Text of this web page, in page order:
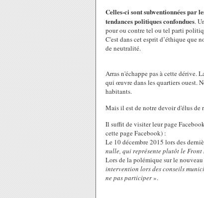
Celles-ci sont subventionnées par
tendances politiques confondues.
pour ou contre tel ou tel parti
C'est dans cet esprit d’éthique que
de neutralité.
Arras n'échappe pas à cette dérive.
qui œuvre dans les quartiers ouest.
habitants.
Mais il est de notre devoir d'élus de
Il suffit de visiter leur page
cette page Facebook) :
Le 10 décembre 2015 lors des
nulle, qui représente plutôt le Front
Lors de la polémique sur le
intervention lors des conseils
ne pas participer».